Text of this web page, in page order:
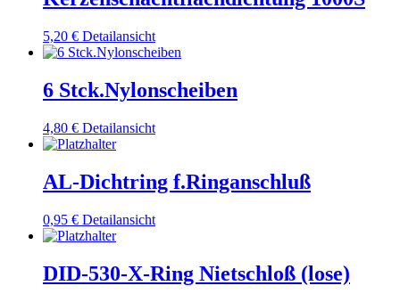
5,20 € Detailansicht
6 Stck.Nylonscheiben
4,80 € Detailansicht
AL-Dichtring f.Ringanschluß
0,95 € Detailansicht
DID-530-X-Ring Nietschloß (lose)